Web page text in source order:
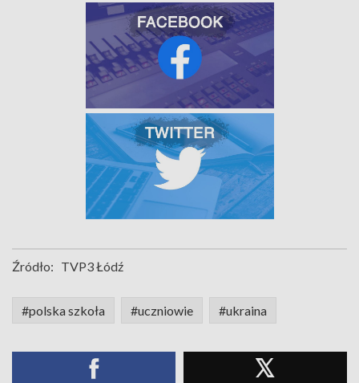
Źródło: TVP3 Łódź
#polska szkoła #uczniowie #ukraina